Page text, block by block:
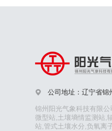
 公司地址：辽宁省锦
锦州阳光气象科技有限
微型站,土壤墒情监测站,
站,管式土壤水分,负氧离